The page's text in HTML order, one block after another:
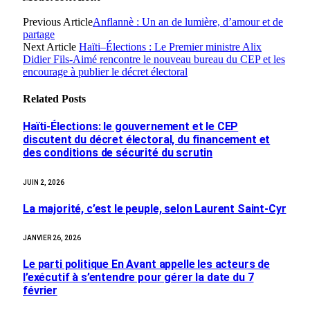
Previous ArticleAnflannè : Un an de lumière, d’amour et de
partage
Next Article Haïti–Élections : Le Premier ministre Alix
Didier Fils-Aimé rencontre le nouveau bureau du CEP et les
encourage à publier le décret électoral
Related Posts
Haïti-Élections: le gouvernement et le CEP
discutent du décret électoral, du financement et
des conditions de sécurité du scrutin
JUIN 2, 2026
La majorité, c’est le peuple, selon Laurent Saint-Cyr
JANVIER 26, 2026
Le parti politique En Avant appelle les acteurs de
l’exécutif à s’entendre pour gérer la date du 7
février